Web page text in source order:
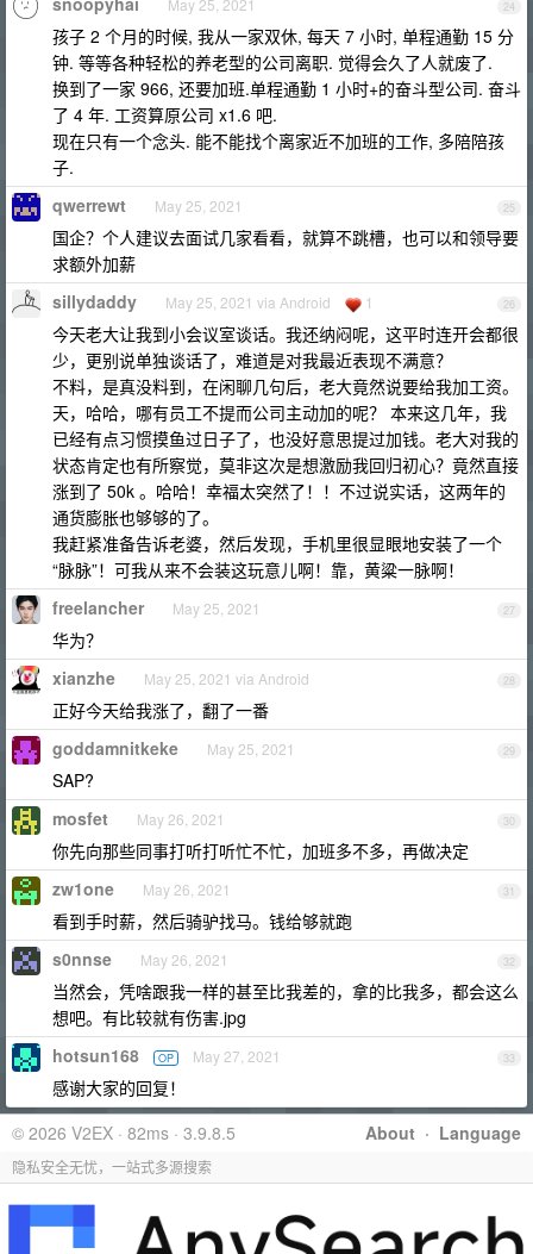
24
May 25, 2021
孩子 2 个月的时候, 我从一家双休, 每天 7 小时, 单程通勤 15 分
钟. 等等各种轻松的养老型的公司离职. 觉得会久了人就废了.
换到了一家 966, 还要加班.单程通勤 1 小时+的奋斗型公司. 奋斗
了 4 年. 工资算原公司 x1.6 吧.
现在只有一个念头. 能不能找个离家近不加班的工作, 多陪陪孩
子.
25
qwerrewt May 25, 2021
国企？个人建议去面试几家看看，就算不跳槽，也可以和领导要
求额外加薪
26
sillydaddy May 25, 2021 via Android 1
今天老大让我到小会议室谈话。我还纳闷呢，这平时连开会都很
少，更别说单独谈话了，难道是对我最近表现不满意？
不料，是真没料到，在闲聊几句后，老大竟然说要给我加工资。
天，哈哈，哪有员工不提而公司主动加的呢？ 本来这几年，我
已经有点习惯摸鱼过日子了，也没好意思提过加钱。老大对我的
状态肯定也有所察觉，莫非这次是想激励我回归初心？竟然直接
涨到了 50k 。哈哈！幸福太突然了！！不过说实话，这两年的
通货膨胀也够够的了。
我赶紧准备告诉老婆，然后发现，手机里很显眼地安装了一个
“脉脉”！可我从来不会装这玩意儿啊！靠，黄粱一脉啊！
27
freelancher May 25, 2021
华为？
28
xianzhe May 25, 2021 via Android
正好今天给我涨了，翻了一番
29
goddamnitkeke May 25, 2021
SAP?
30
mosfet May 26, 2021
你先向那些同事打听打听忙不忙，加班多不多，再做决定
31
zw1one May 26, 2021
看到手时薪，然后骑驴找马。钱给够就跑
32
s0nnse May 26, 2021
当然会，凭啥跟我一样的甚至比我差的，拿的比我多，都会这么
想吧。有比较就有伤害.jpg
33
hotsun168 OP May 27, 2021
感谢大家的回复！
About · Language
© 2026 V2EX · 82ms · 3.9.8.5
隐私安全无忧，一站式多源搜索